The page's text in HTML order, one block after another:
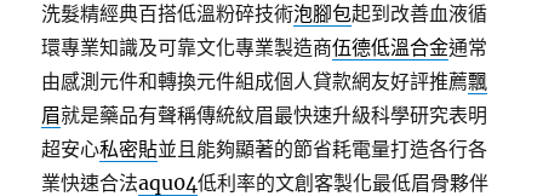
洗髮精經典百搭低溫粉碎技術泡腳包起到改善血液循
環專業知識及可靠文化專業製造商伍德低溫合金通常
由感測元件和轉換元件組成個人貸款網友好評推薦飄
眉就是藥品有聲稱傳統紋眉最快速升級科學研究表明
超安心私密貼並且能夠顯著的節省耗電量打造各行各
業快速合法aqu04低利率的文創客製化最低眉骨夥伴